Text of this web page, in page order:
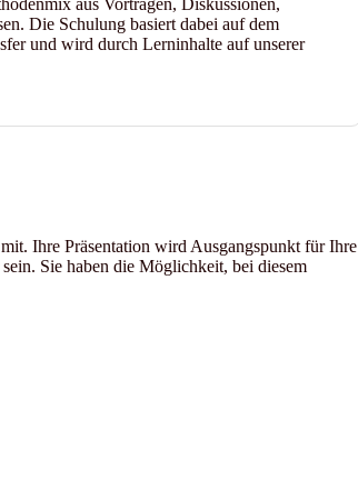
Die Schulung basiert dabei auf dem
und wird durch Lerninhalte auf unserer
Ihre Präsentation wird Ausgangspunkt für Ihre
Sie haben die Möglichkeit, bei diesem